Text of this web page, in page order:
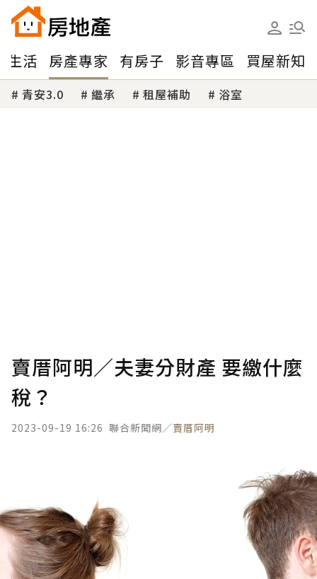
生活 房產專家 有房子 影音專區 買屋新知
青安3.0 繼承 租屋補助 浴室
賣厝阿明／夫妻分財產 要繳什麼
稅？
2023-09-19 16:26 聯合新聞網／賣厝阿明